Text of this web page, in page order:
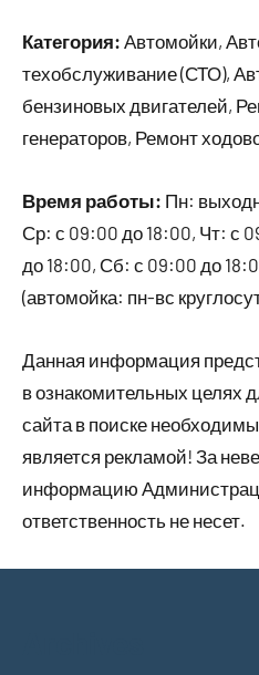
Категория: Автомойки,
техобслуживание (СТО),
бензиновых двигателей,
генераторов, Ремонт
Время работы: Пн:
Ср: с 09:00 до 18:00, Чт: с
до 18:00, Сб: с 09:00 до
(автомойка: пн-вс
Данная информация
в ознакомительных целях
сайта в поиске
является рекламой! За
информацию
ответственность не несет.